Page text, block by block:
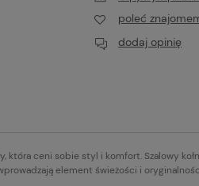
poleć
dodaj opinię
ceni sobie styl i komfort. Szalowy
element świeżości i